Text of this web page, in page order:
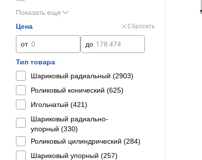
Показать еще
Цена
Сбросить
от до
Тип товара
Шариковый радиальный (2903)
Роликовый конический (625)
Игольчатый (421)
Шариковый радиально-
упорный (330)
Роликовый цилиндрический (284)
Шариковый упорный (257)